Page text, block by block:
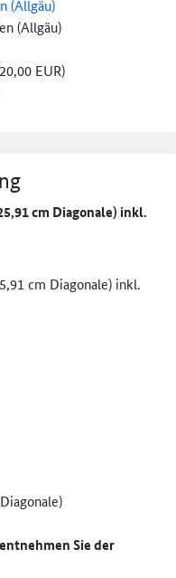
(Allgäu)
(Allgäu)
EUR)
cm Diagonale) inkl.
cm Diagonale) inkl.
Sie der